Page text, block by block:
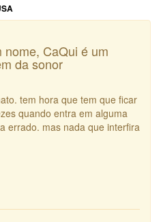
CaQui é um
da sonor
tem hora que tem que ficar
quando entra em alguma
errado. mas nada que interfira